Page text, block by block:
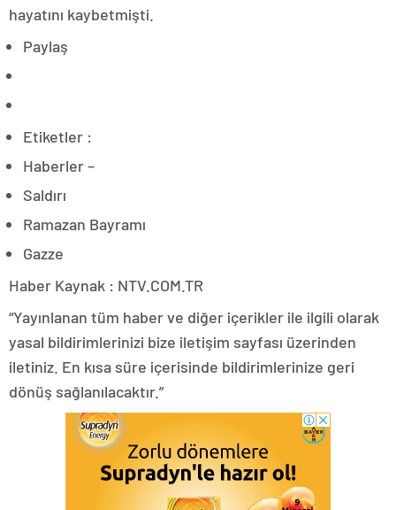
hayatını kaybetmişti.
Paylaş
Etiketler :
Haberler –
Saldırı
Ramazan Bayramı
Gazze
Haber Kaynak : NTV.COM.TR
“Yayınlanan tüm haber ve diğer içerikler ile ilgili olarak
yasal bildirimlerinizi bize iletişim sayfası üzerinden
iletiniz. En kısa süre içerisinde bildirimlerinize geri
dönüş sağlanılacaktır.”